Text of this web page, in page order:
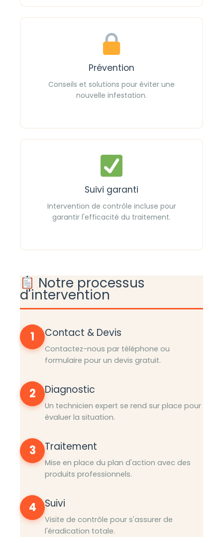
Prévention
Conseils et solutions pour éviter une
nouvelle infestation.
Suivi garanti
Intervention de contrôle incluse pour
garantir l'efficacité du traitement.
Notre processus
d'intervention
1 Contact & Devis
Contactez-nous par téléphone ou
formulaire pour un devis gratuit.
2 Diagnostic
Un technicien expert se rend sur place pour
évaluer la situation.
3 Traitement
Mise en place du plan d'action avec des
produits professionnels.
4 Suivi
Visite de contrôle pour s'assurer de
l'éradication totale.